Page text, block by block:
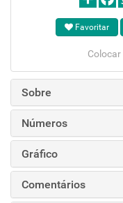
Favoritar
Sobre
Números
Gráfico
Comentários